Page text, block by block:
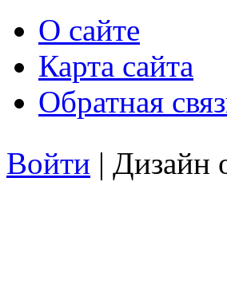
О сайте
Карта сайта
Обратная
Войти | Дизайн